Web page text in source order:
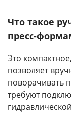
Что такое
пресс-
Это
позволяет
поворачивать
требуют